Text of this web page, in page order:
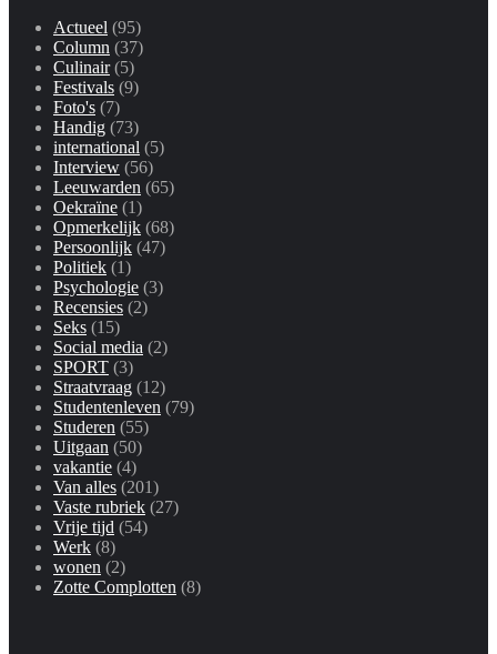
Actueel (95)
Column (37)
Culinair(5)
Festivals (9)
Foto's (7)
Handig (73)
international (5)
Interview (56)
Leeuwarden (65)
Oekraïne (1)
Opmerkelijk (68)
Persoonlijk (47)
Politiek (1)
Psychologie (3)
Recensies (2)
Seks (15)
Social media (2)
SPORT (3)
Straatvraag (12)
Studentenleven (79)
Studeren (55)
Uitgaan (50)
vakantie (4)
Van alles (201)
Vaste rubriek (27)
Vrije tijd (54)
Werk (8)
wonen (2)
Zotte Complotten (8)